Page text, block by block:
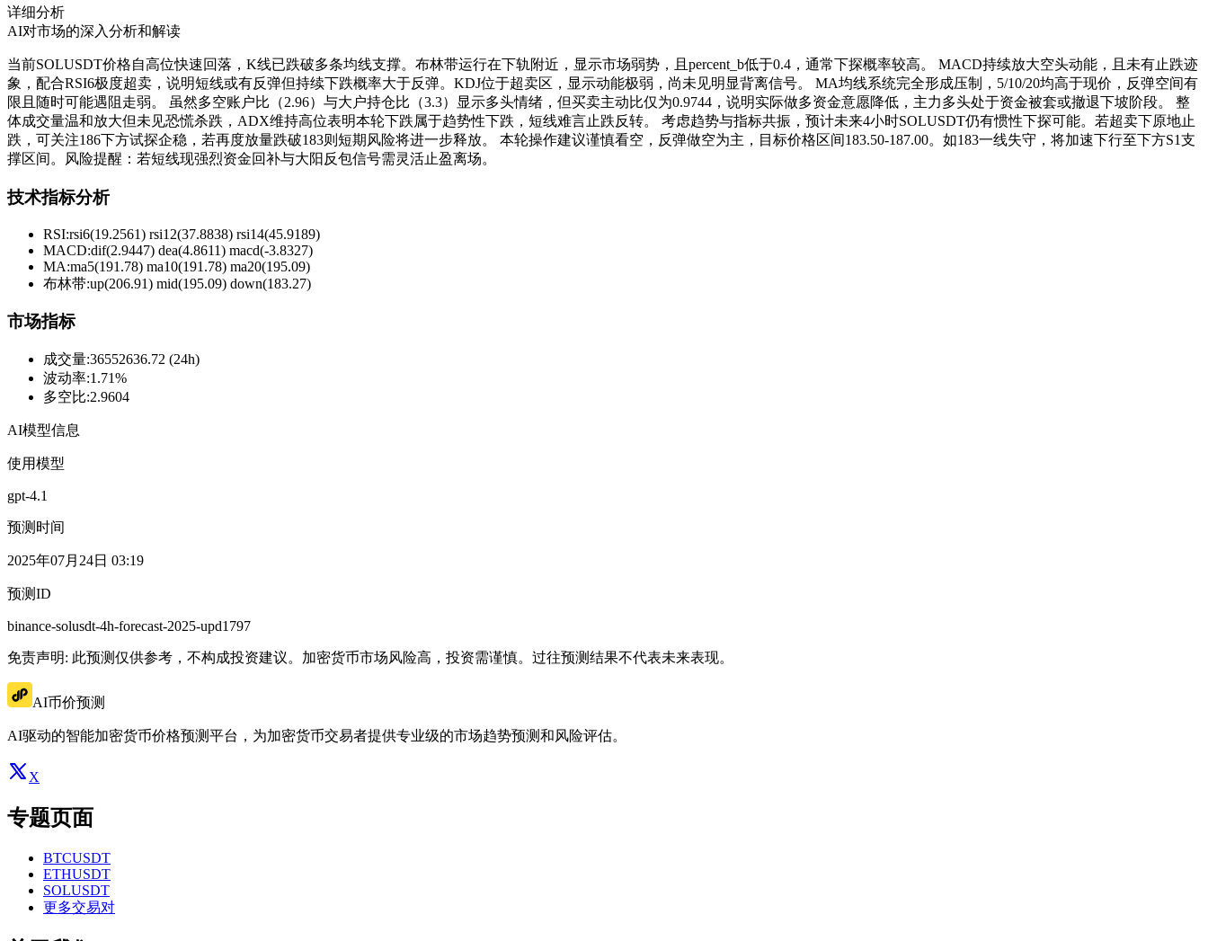
详细分析
AI对市场的深入分析和解读
当前SOLUSDT价格自高位快速回落，K线已跌破多条均线支撑。布林带运行在下轨附近，显示市场弱势，且percent_b低于0.4，通常下探概率较高。 MACD持续放大空头动能，且未有止跌迹
象，配合RSI6极度超卖，说明短线或有反弹但持续下跌概率大于反弹。KDJ位于超卖区，显示动能极弱，尚未见明显背离信号。 MA均线系统完全形成压制，5/10/20均高于现价，反弹空间有
限且随时可能遇阻走弱。 虽然多空账户比（2.96）与大户持仓比（3.3）显示多头情绪，但买卖主动比仅为0.9744，说明实际做多资金意愿降低，主力多头处于资金被套或撤退下坡阶段。 整
体成交量温和放大但未见恐慌杀跌，ADX维持高位表明本轮下跌属于趋势性下跌，短线难言止跌反转。 考虑趋势与指标共振，预计未来4小时SOLUSDT仍有惯性下探可能。若超卖下原地止
跌，可关注186下方试探企稳，若再度放量跌破183则短期风险将进一步释放。 本轮操作建议谨慎看空，反弹做空为主，目标价格区间183.50-187.00。如183一线失守，将加速下行至下方S1支
撑区间。风险提醒：若短线现强烈资金回补与大阳反包信号需灵活止盈离场。
技术指标分析
RSI:rsi6(19.2561) rsi12(37.8838) rsi14(45.9189)
MACD:dif(2.9447) dea(4.8611) macd(-3.8327)
MA:ma5(191.78) ma10(191.78) ma20(195.09)
布林带:up(206.91) mid(195.09) down(183.27)
市场指标
成交量:36552636.72 (24h)
波动率:1.71%
多空比:2.9604
AI模型信息
使用模型
gpt-4.1
预测时间
2025年07月24日 03:19
预测ID
binance-solusdt-4h-forecast-2025-upd1797
免责声明: 此预测仅供参考，不构成投资建议。加密货币市场风险高，投资需谨慎。过往预测结果不代表未来表现。
AI币价预测
AI驱动的智能加密货币价格预测平台，为加密货币交易者提供专业级的市场趋势预测和风险评估。
X
专题页面
BTCUSDT
ETHUSDT
SOLUSDT
更多交易对